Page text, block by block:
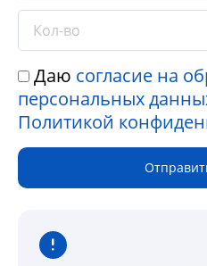
Даю согласие на
персональных
Политикой